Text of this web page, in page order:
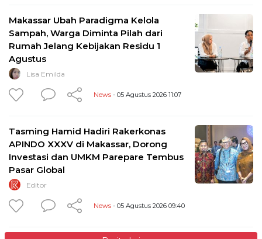
Makassar Ubah Paradigma Kelola
Sampah, Warga Diminta Pilah dari
Rumah Jelang Kebijakan Residu 1
Agustus
Lisa Emilda
News - 05 Agustus 2026 11:07
Tasming Hamid Hadiri Rakerkonas
APINDO XXXV di Makassar, Dorong
Investasi dan UMKM Parepare Tembus
Pasar Global
Editor
News - 05 Agustus 2026 09:40